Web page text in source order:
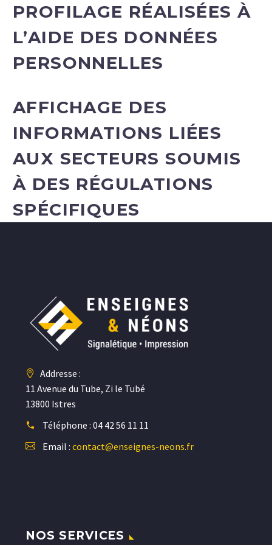
PROFILAGE RÉALISÉES À
L’AIDE DES DONNÉES
PERSONNELLES
AFFICHAGE DES
INFORMATIONS LIÉES
AUX SECTEURS SOUMIS
À DES RÉGULATIONS
SPÉCIFIQUES
Addresse :
11 Avenue du Tube, Zi le Tubé
13800 Istres
Téléphone : 04 42 56 11 11
Email : contact@enseignes-neons.fr
NOS SERVICES